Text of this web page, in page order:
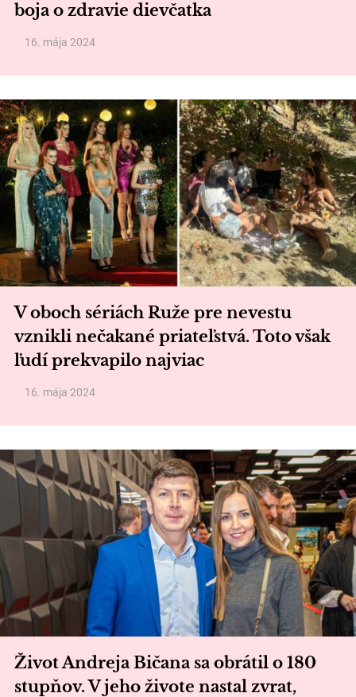
boja o zdravie dievčatka
16. mája 2024
V oboch sériách Ruže pre nevestu
vznikli nečakané priateľstvá. Toto však
ľudí prekvapilo najviac
16. mája 2024
Život Andreja Bičana sa obrátil o 180
stupňov. V jeho živote nastal zvrat,